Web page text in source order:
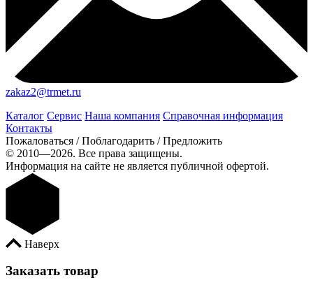
zakaz2@trmet.ru
Каталог Сервис Наша компания Справочная информация
Контакты
Пожаловаться / Поблагодарить / Предложить
© 2010—2026. Все права защищены.
Информация на сайте не является публичной офертой.
Наверх
Заказать товар